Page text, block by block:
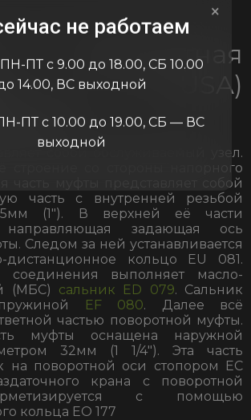
поворотная
(USA)
собой обслуживаемый узел.
строение со стороны напорного
часть муфты представляет собой
часть с внутренней резьбой
(1″). В верхней её части
направляющая задающая ось
Следом за ней устанавливается
дистанционное кольцо EU 081.
соединения выполняет масло-
(МБС) сальник ED 079. Сальник
EF 080. Далее всё
частью поворотной муфты.
муфты оснащена наружной
32мм (1 1/4″). Эта часть
на поворотной оси стопором EC
крана с поворотной
с помощью
кольца ЕО 177
×
не работаем
ПН-ПТ с 9.00 до 18.00, СБ 10.00
14.00, ВС выходной
ПТ с 10.00 до 19.00, СБ — ВС
выходной